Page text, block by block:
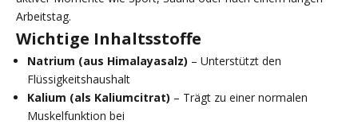
Arbeitstag.
Wichtige Inhaltsstoffe
Natrium (aus Himalayasalz) – Unterstützt den
Flüssigkeitshaushalt
Kalium (als Kaliumcitrat) – Trägt zu einer normalen
Muskelfunktion bei